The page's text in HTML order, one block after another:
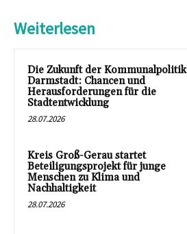
Weiterlesen
Die Zukunft der Kommunalpolitik
Darmstadt: Chancen und
Herausforderungen für die
Stadtentwicklung
28.07.2026
Kreis Groß-Gerau startet
Beteiligungsprojekt für junge
Menschen zu Klima und
Nachhaltigkeit
28.07.2026